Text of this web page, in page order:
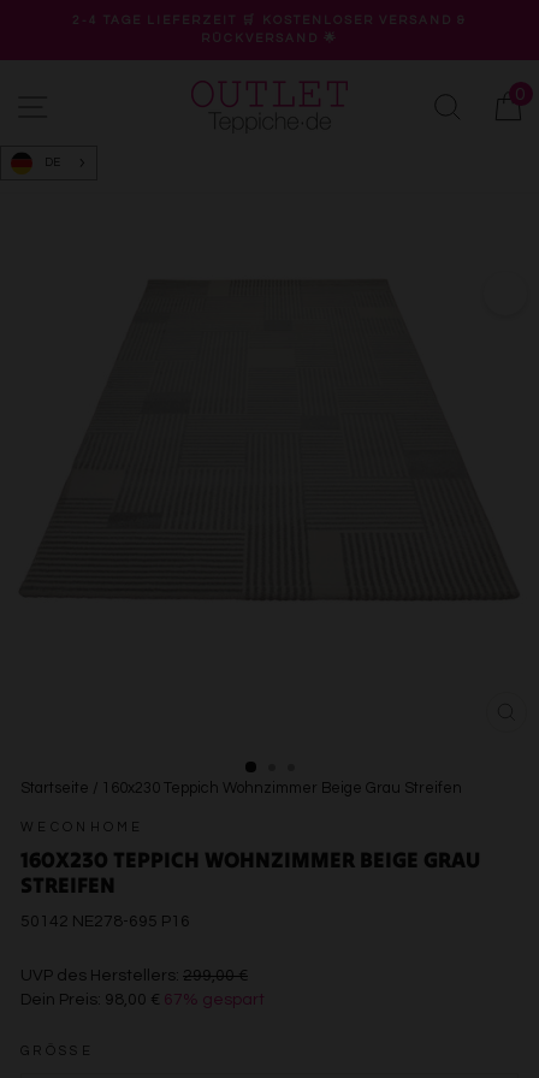
Inhalt
Pause
2-4 TAGE LIEFERZEIT 🛒 KOSTENLOSER VERSAND &
RÜCKVERSAND 🌟
Suche0
Startseite / 160x230 Teppich Wohnzimmer Beige Grau Streifen
WECONHOME
160X230 TEPPICH WOHNZIMMER BEIGE GRAU
STREIFEN
50142 NE278-695 P16
UVP des Herstellers: 299,00 €€299,00
Dein Preis: 98,00 € 67% gespart
GRÖSSE